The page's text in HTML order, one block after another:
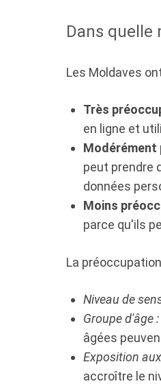
Dans quelle
Les Moldaves
Très
en ligne et
Modérément
peut prendre
données
Moins
parce qu'ils
La
Niveau de
Groupe d'âge :
âgées
Exposition
accroître le